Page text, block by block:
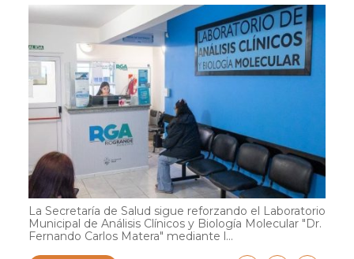
La Secretaría de Salud sigue reforzando el Laboratorio
Municipal de Análisis Clínicos y Biología Molecular "Dr.
Fernando Carlos Matera" mediante l...